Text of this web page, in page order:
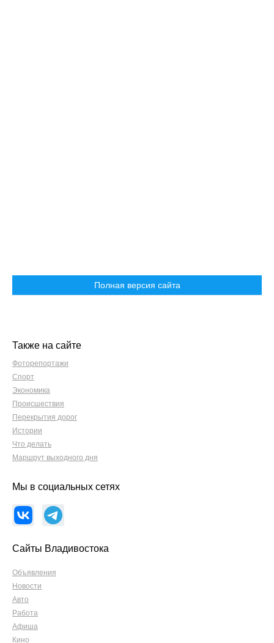
Полная версия сайта
Также на сайте
Фоторепортажи
Спорт
Экономика
Происшествия
Перекрытия дорог
Истории
Что делать
Маршрут выходного дня
Мы в социальных сетях
Сайты Владивостока
Объявления
Новости
Авто
Работа
Афиша
Кино